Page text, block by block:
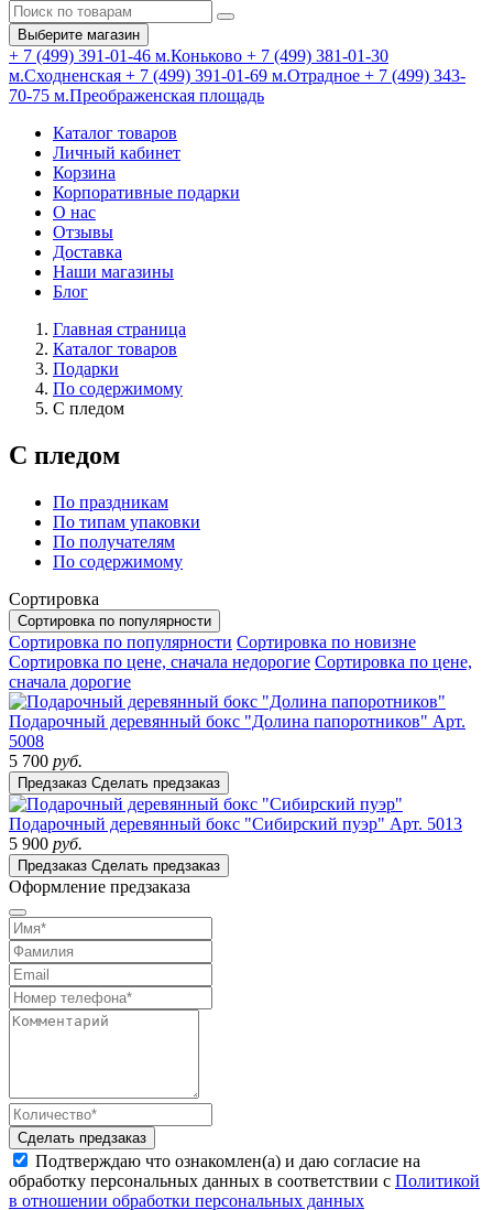
Выберите магазин
+ 7 (499) 391-01-46 м.Коньково + 7 (499) 381-01-30
м.Сходненская + 7 (499) 391-01-69 м.Отрадное + 7 (499) 343-
70-75 м.Преображенская площадь
Каталог товаров
Личный кабинет
Корзина
Корпоративные подарки
О нас
Отзывы
Доставка
Наши магазины
Блог
Главная страница
Каталог товаров
Подарки
По содержимому
С пледом
С пледом
По праздникам
По типам упаковки
По получателям
По содержимому
Сортировка
Сортировка по популярности
Сортировка по популярности Сортировка по новизне
Сортировка по цене, сначала недорогие Сортировка по цене,
сначала дорогие
Подарочный деревянный бокс "Долина папоротников" Арт.
5008
5 700 руб.
Предзаказ Сделать предзаказ
Подарочный деревянный бокс "Сибирский пуэр" Арт. 5013
5 900 руб.
Предзаказ Сделать предзаказ
Оформление предзаказа
Сделать предзаказ
Подтверждаю что ознакомлен(а) и даю согласие на
обработку персональных данных в соответствии с Политикой
в отношении обработки персональных данных